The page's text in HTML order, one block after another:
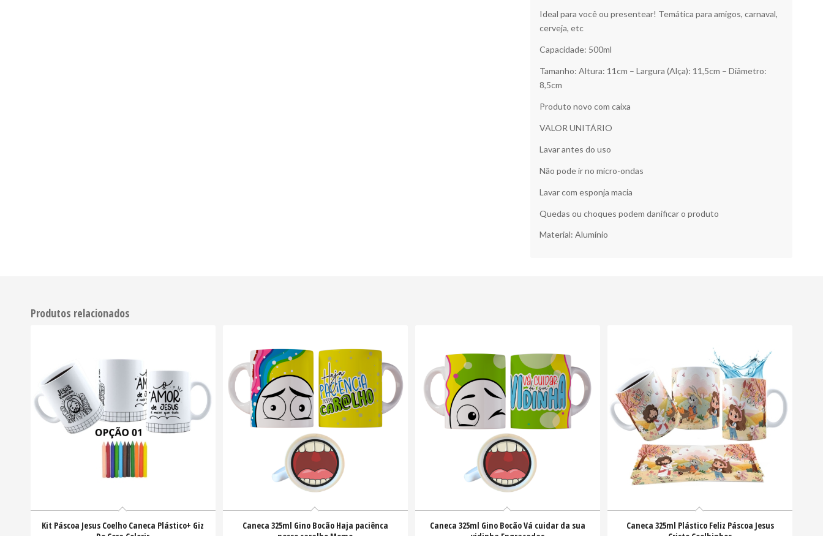
Ideal para você ou presentear! Temática para amigos, carnaval,
cerveja, etc
Capacidade: 500ml
Tamanho: Altura: 11cm – Largura (Alça): 11,5cm – Diâmetro:
8,5cm
Produto novo com caixa
VALOR UNITÁRIO
Lavar antes do uso
Não pode ir no micro-ondas
Lavar com esponja macia
Quedas ou choques podem danificar o produto
Material: Alumínio
Produtos relacionados
Kit Páscoa Jesus Coelho Caneca Plástico+ Giz
Caneca 325ml Gino Bocão Haja paciênca
Caneca 325ml Gino Bocão Vá cuidar da sua
Caneca 325ml Plástico Feliz Páscoa Jesus